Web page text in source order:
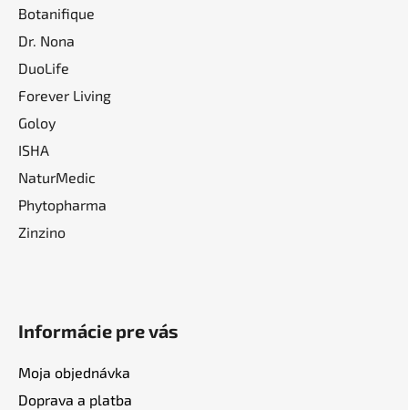
Botanifique
Dr. Nona
DuoLife
Forever Living
Goloy
ISHA
NaturMedic
Phytopharma
Zinzino
Informácie pre vás
Moja objednávka
Doprava a platba